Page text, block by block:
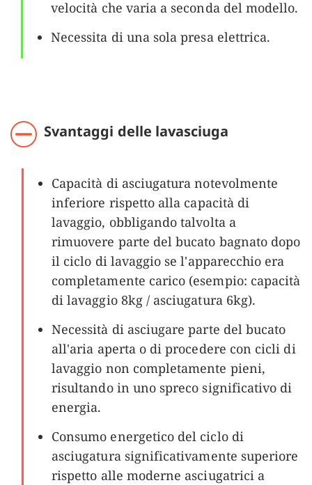
velocità che varia a seconda del modello.
Necessita di una sola presa elettrica.
Svantaggi delle lavasciuga
Capacità di asciugatura notevolmente
inferiore rispetto alla capacità di
lavaggio, obbligando talvolta a
rimuovere parte del bucato bagnato dopo
il ciclo di lavaggio se l'apparecchio era
completamente carico (esempio: capacità
di lavaggio 8kg / asciugatura 6kg).
Necessità di asciugare parte del bucato
all'aria aperta o di procedere con cicli di
lavaggio non completamente pieni,
risultando in uno spreco significativo di
energia.
Consumo energetico del ciclo di
asciugatura significativamente superiore
rispetto alle moderne asciugatrici a